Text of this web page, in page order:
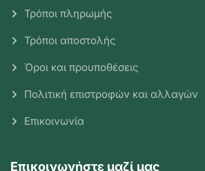
Τρόποι πληρωμής
Τρόποι αποστολής
Όροι και προυποθέσεις
Πολιτική επιστροφών και αλλαγών
Επικοινωνία
Επικοινωνήστε μαζί μας